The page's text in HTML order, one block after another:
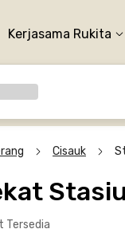
Kerjasama Rukita
Cisauk
Tersedia